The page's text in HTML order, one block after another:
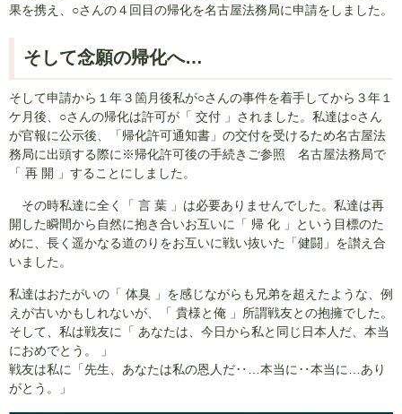
果を携え、○さんの４回目の帰化を名古屋法務局に申請をしました。
そして念願の帰化へ…
そして申請から１年３箇月後私が○さんの事件を着手してから３年１
ケ月後、○さんの帰化は許可が「 交付 」されました。私達は○さん
が官報に公示後、「帰化許可通知書」の交付を受けるため名古屋法
務局に出頭する際に※帰化許可後の手続きご参照 名古屋法務局で
「 再 開 」することにしました。
その時私達に全く「 言 葉 」は必要ありませんでした。私達は再
開した瞬間から自然に抱き合いお互いに「 帰 化 」という目標のた
めに、長く遥かなる道のりをお互いに戦い抜いた「健闘」を讃え合
いました。
私達はおたがいの「 体臭 」を感じながらも兄弟を超えたような、例
えが古いかもしれないが、「 貴様と俺 」所謂戦友との抱擁でした。
そして、私は戦友に「 あなたは、今日から私と同じ日本人だ、本当
におめでとう。 」
戦友は私に「先生、あなたは私の恩人だ‥…本当に‥本当に…あり
がとう。」